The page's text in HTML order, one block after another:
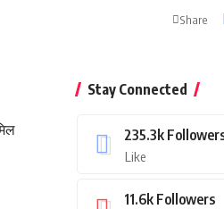
Share
Stay Connected
235.3k
Like
11.6k Followers